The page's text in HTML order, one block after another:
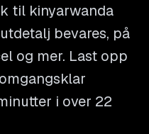
til kinyarwanda
bevares, på
og mer. Last opp
i over 22